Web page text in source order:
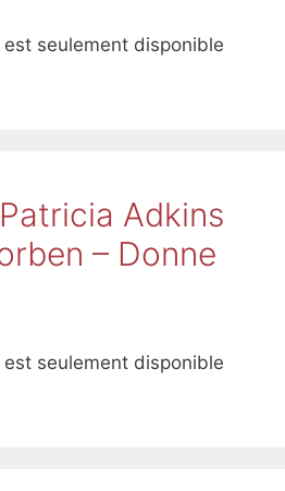
seulement disponible
Adkins
– Donne
seulement disponible